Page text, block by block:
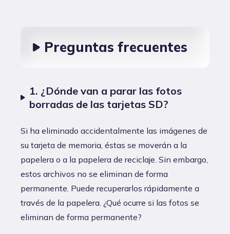
Preguntas frecuentes
1. ¿Dónde van a parar las fotos
borradas de las tarjetas SD?
Si ha eliminado accidentalmente las imágenes de
su tarjeta de memoria, éstas se moverán a la
papelera o a la papelera de reciclaje. Sin embargo,
estos archivos no se eliminan de forma
permanente. Puede recuperarlos rápidamente a
través de la papelera. ¿Qué ocurre si las fotos se
eliminan de forma permanente?